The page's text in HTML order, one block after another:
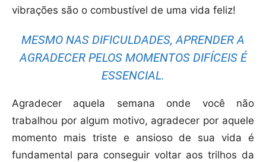
vibrações são o combustível de uma vida feliz!
MESMO NAS DIFICULDADES, APRENDER A
AGRADECER PELOS MOMENTOS DIFÍCEIS É
ESSENCIAL.
Agradecer aquela semana onde você não
trabalhou por algum motivo, agradecer por aquele
momento mais triste e ansioso de sua vida é
fundamental para conseguir voltar aos trilhos da